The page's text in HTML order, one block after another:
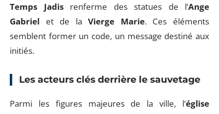
Temps Jadisrenferme des statues de l’Ange
Gabriel et de laVierge Marie. Ces éléments
semblent former un code, un message destiné aux
initiés.
Les acteurs clés derrière le sauvetage
Parmi les figures majeures de la ville, l’église